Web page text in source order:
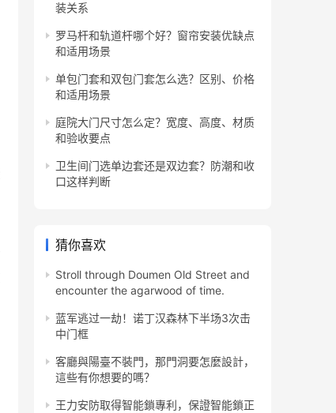
装关系
罗马杆和轨道杆哪个好？窗帘安装优缺点
和适用场景
单包门套和双包门套怎么选？区别、价格
和适用场景
庭院大门尺寸怎么定？宽度、高度、材质
和验收要点
卫生间门选单边套还是双边套？防潮和收
口这样判断
猜你喜欢
Stroll through Doumen Old Street and
encounter the agarwood of time.
蓝军逃过一劫！诺丁汉森林下半场3次击
中门框
客廳與陽臺不裝門，那門洞要怎麼設計，
這些有你想要的嗎？
王力安防取得智能鎖專利，保證智能鎖正